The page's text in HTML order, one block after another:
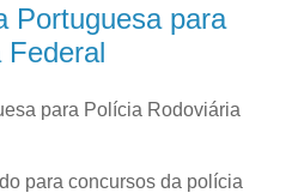
Portuguesa para
Federal
para Polícia Rodoviária
para concursos da polícia